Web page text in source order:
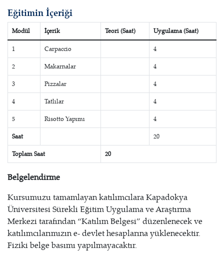
Eğitimin İçeriği
Modül İçerik Teori (Saat) Uygulama (Saat)
1 Carpaccio 4
2 Makarnalar 4
3 Pizzalar 4
4 Tatlılar 4
5 Risotto Yapımı 4
Saat 20
Toplam Saat 20
Belgelendirme
Kursumuzu tamamlayan katılımcılara Kapadokya
Üniversitesi Sürekli Eğitim Uygulama ve Araştırma
Merkezi tarafından “Katılım Belgesi” düzenlenecek ve
katılımcılarımızın e- devlet hesaplarına yüklenecektir.
Fiziki belge basımı yapılmayacaktır.